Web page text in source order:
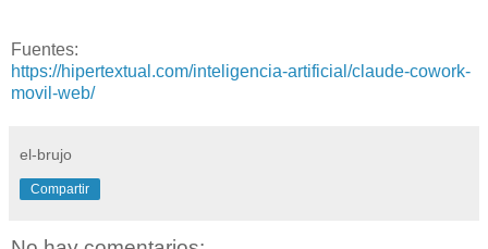
Fuentes:
https://hipertextual.com/inteligencia-artificial/claude-cowork-
movil-web/
el-brujo
Compartir